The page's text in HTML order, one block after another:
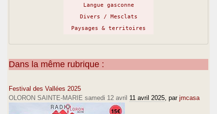
Langue gasconne
Divers / Mesclats
Paysages & territoires
Dans la même rubrique :
Festival des Vallées 2025
OLORON SAINTE-MARIE samedi 12 avril 11 avril 2025 , par jmcasa